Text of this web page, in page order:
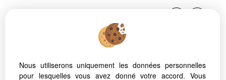
Nous utiliserons uniquement les données personnelles
pour lesquelles vous avez donné votre accord. Vous